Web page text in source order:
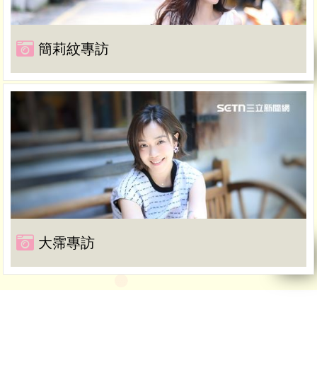
簡莉紋專訪
大霈專訪